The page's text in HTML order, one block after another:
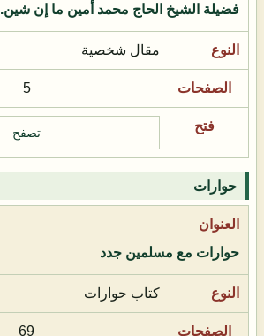
فضيلة الشيخ الحاج محمد أمين ما إن شين.
مقال شخصية
5
تصفح
حوارات
حوارات مع مسلمين جدد
كتاب حوارات
69